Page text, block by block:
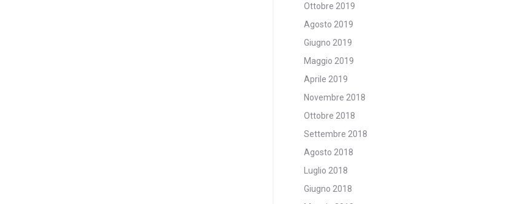
Ottobre 2019
Agosto 2019
Giugno 2019
Maggio 2019
Aprile 2019
Novembre 2018
Ottobre 2018
Settembre 2018
Agosto 2018
Luglio 2018
Giugno 2018